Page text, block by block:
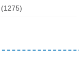
(1275)